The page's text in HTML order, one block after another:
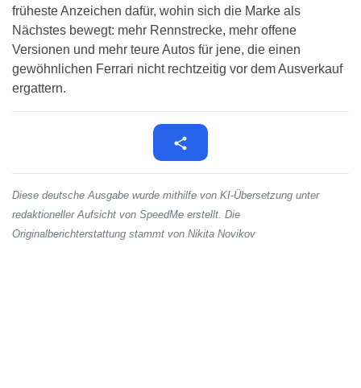
früheste Anzeichen dafür, wohin sich die Marke als
Nächstes bewegt: mehr Rennstrecke, mehr offene
Versionen und mehr teure Autos für jene, die einen
gewöhnlichen Ferrari nicht rechtzeitig vor dem Ausverkauf
ergattern.
Diese deutsche Ausgabe wurde mithilfe von KI-Übersetzung unter
redaktioneller Aufsicht von SpeedMe erstellt. Die
Originalberichterstattung stammt von Nikita Novikov